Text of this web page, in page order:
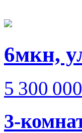
6мкн,
5 300
3-